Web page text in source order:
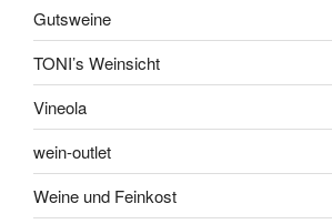
Gutsweine
TONI’s Weinsicht
Vineola
wein-outlet
Weine und Feinkost